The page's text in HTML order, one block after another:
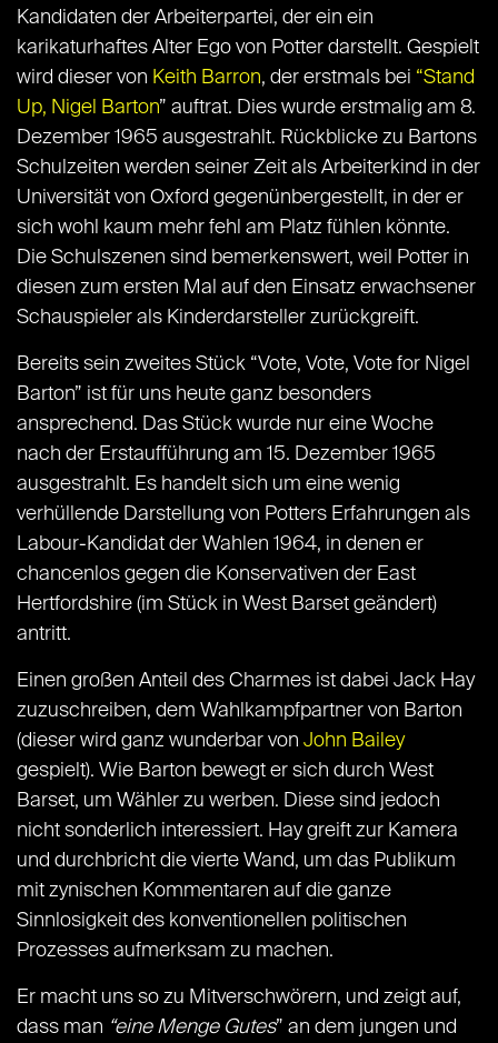
Kandidaten der Arbeiterpartei, der ein ein
karikaturhaftes Alter Ego von Potter darstellt. Gespielt
wird dieser von Keith Barron, der erstmals bei “Stand
Up, Nigel Barton” auftrat. Dies wurde erstmalig am 8.
Dezember 1965 ausgestrahlt. Rückblicke zu Bartons
Schulzeiten werden seiner Zeit als Arbeiterkind in der
Universität von Oxford gegenünbergestellt, in der er
sich wohl kaum mehr fehl am Platz fühlen könnte.
Die Schulszenen sind bemerkenswert, weil Potter in
diesen zum ersten Mal auf den Einsatz erwachsener
Schauspieler als Kinderdarsteller zurückgreift.
Bereits sein zweites Stück “Vote, Vote, Vote for Nigel
Barton” ist für uns heute ganz besonders
ansprechend. Das Stück wurde nur eine Woche
nach der Erstaufführung am 15. Dezember 1965
ausgestrahlt. Es handelt sich um eine wenig
verhüllende Darstellung von Potters Erfahrungen als
Labour-Kandidat der Wahlen 1964, in denen er
chancenlos gegen die Konservativen der East
Hertfordshire (im Stück in West Barset geändert)
antritt.
Einen großen Anteil des Charmes ist dabei Jack Hay
zuzuschreiben, dem Wahlkampfpartner von Barton
(dieser wird ganz wunderbar von John Bailey
gespielt). Wie Barton bewegt er sich durch West
Barset, um Wähler zu werben. Diese sind jedoch
nicht sonderlich interessiert. Hay greift zur Kamera
und durchbricht die vierte Wand, um das Publikum
mit zynischen Kommentaren auf die ganze
Sinnlosigkeit des konventionellen politischen
Prozesses aufmerksam zu machen.
Er macht uns so zu Mitverschwörern, und zeigt auf,
dass man “eine Menge Gutes” an dem jungen und